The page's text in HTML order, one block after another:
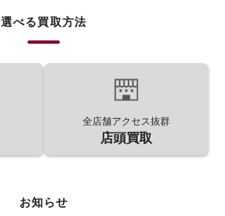
選べる買取方法
全店舗アクセス抜群
店頭買取
お知らせ